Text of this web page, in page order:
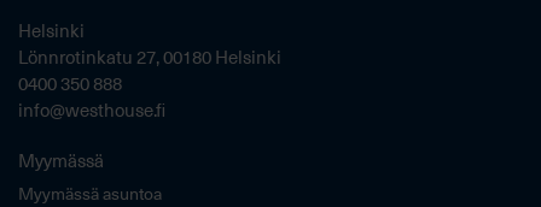
Helsinki
Lönnrotinkatu 27, 00180 Helsinki
0400 350 888
info@westhouse.fi
Myymässä
Myymässä asuntoa